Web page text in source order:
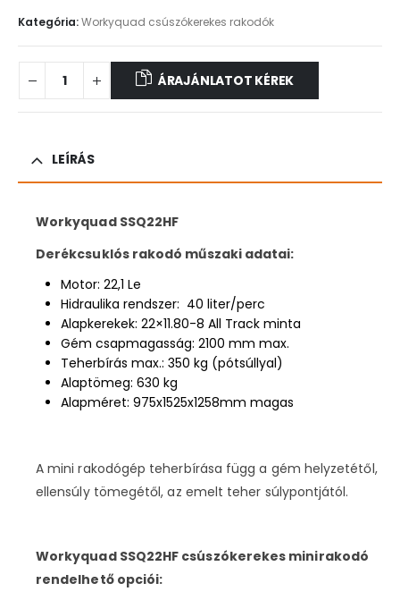
Kategória:Workyquad csúszókerekes rakodók
ÁRAJÁNLATOT KÉREK
LEÍRÁS
Workyquad SSQ22HF
Derékcsuklós rakodó műszaki adatai:
Motor: 22,1 Le
Hidraulika rendszer: 40 liter/perc
Alapkerekek: 22×11.80-8 All Track minta
Gém csapmagasság: 2100 mm max.
Teherbírás max.: 350 kg (pótsúllyal)
Alaptömeg: 630 kg
Alapméret: 975x1525x1258mm magas
A mini rakodógép teherbírása függ a gém helyzetétől,
ellensúly tömegétől, az emelt teher súlypontjától.
Workyquad SSQ22HF csúszókerekes minirakodó
rendelhető opciói: